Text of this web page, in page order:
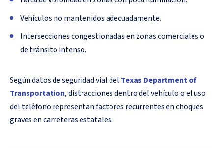
Vehículos no mantenidos adecuadamente.
Intersecciones congestionadas en zonas comerciales o
de tránsito intenso.
Según datos de seguridad vial del Texas Department of
Transportation, distracciones dentro del vehículo o el uso
del teléfono representan factores recurrentes en choques
graves en carreteras estatales.